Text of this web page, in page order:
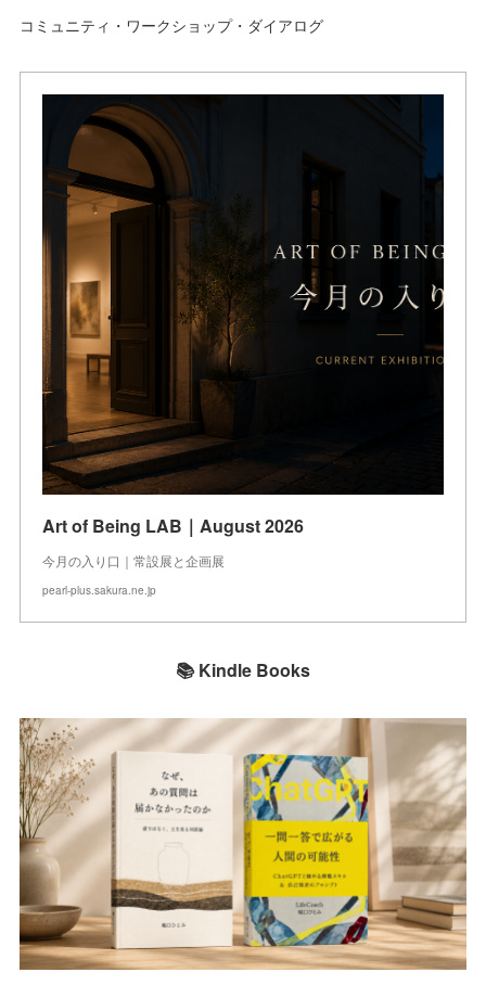
コミュニティ・ワークショップ・ダイアログ
Art of Being LAB｜August 2026
今月の入り口｜常設展と企画展
pearl-plus.sakura.ne.jp
📚 Kindle Books